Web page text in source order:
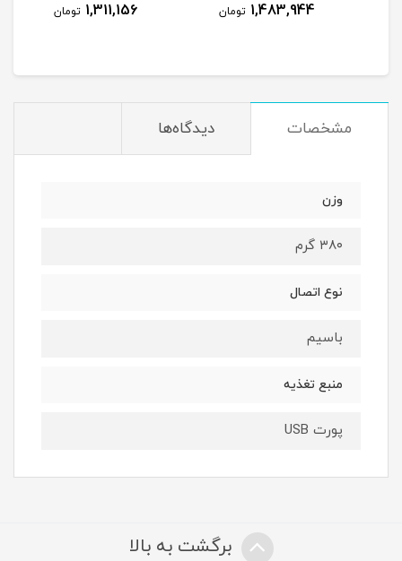
1,483,944 تومان 1,311,156 تومان
مشخصات دیدگاه‌ها
وزن
۳۸۰ گرم
نوع اتصال
باسیم
منبع تغذیه
پورت USB
برگشت به بالا